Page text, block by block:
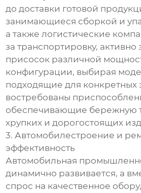
до доставки готовой
занимающиеся сборкой и
а также логистические
за транспортировку,
присосок различной
конфигурации, выбирая
подходящие для конкретных
востребованы
обеспечивающие бережную
хрупких и дорогостоящих
3. Автомобилестроение и
эффективность
Автомобильная
динамично развивается, а
спрос на качественное